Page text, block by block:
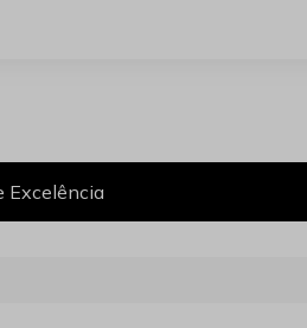
Excelência